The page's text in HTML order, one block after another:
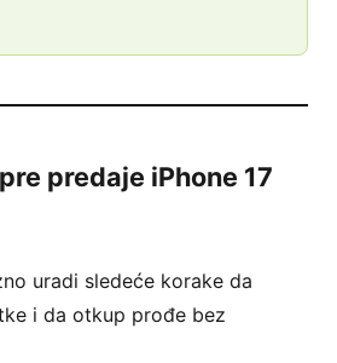
predaje iPhone 17
uradi sledeće korake da
i da otkup prođe bez